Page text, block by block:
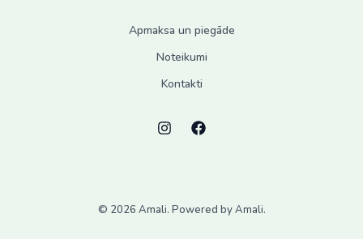
Apmaksa un piegāde
Noteikumi
Kontakti
© 2026 Amali. Powered by Amali.